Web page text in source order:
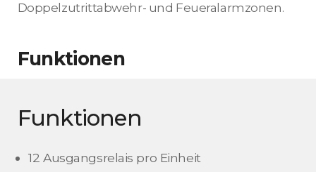
Doppelzutrittabwehr- und Feueralarmzonen.
Funktionen
Funktionen
12 Ausgangsrelais pro Einheit